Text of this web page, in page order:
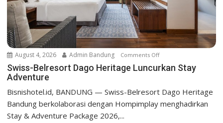
t
g
o
e
i
t
August 4, 2026 Admin Bandung Comments Offo
n
Swiss-Belresort Dago Heritage Luncurkan Stay
Adventure
Bisnishotel.id, BANDUNG — Swiss-Belresort Dago Heritage
Bandung berkolaborasi dengan Hompimplay menghadirkan
Stay & Adventure Package 2026,...